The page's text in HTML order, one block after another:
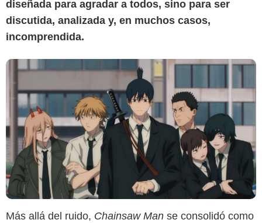
diseñada para agradar a todos, sino para ser
discutida, analizada y, en muchos casos,
incomprendida.
Más allá del ruido, Chainsaw Man se consolidó como